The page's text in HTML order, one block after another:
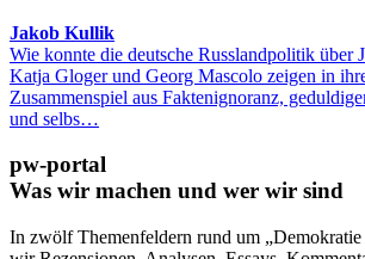
Jakob Kullik
Wie konnte die deutsche Russlandpolitik über
Katja Gloger und Georg Mascolo zeigen in
Zusammenspiel aus Faktenignoranz,
und selbs…
pw-portal
Was wir machen und wer wir sind
In zwölf Themenfeldern rund um „Demokratie